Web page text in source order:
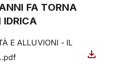
FA TORNA
IDRICA
E ALLUVIONI - IL